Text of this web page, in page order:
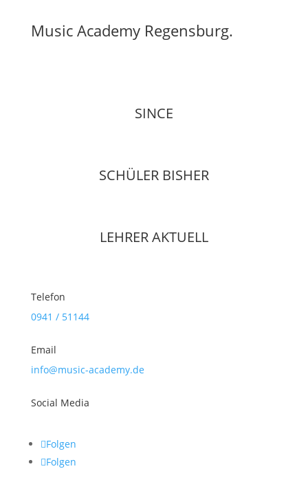
Music Academy Regensburg.
SINCE
SCHÜLER BISHER
LEHRER AKTUELL
Telefon
0941 / 51144
Email
info@music-academy.de
Social Media
Folgen
Folgen